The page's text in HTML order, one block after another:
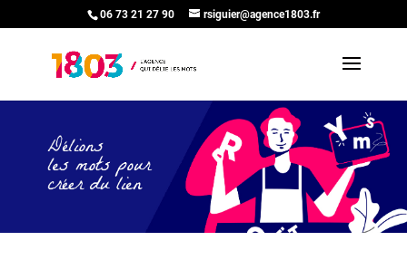
06 73 21 27 90 rsiguier@agence1803.fr